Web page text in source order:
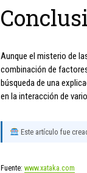
Aunque el misterio de
combinación de
búsqueda de una
en la interacción de
Este artículo fue
Fuente: www.xataka.com